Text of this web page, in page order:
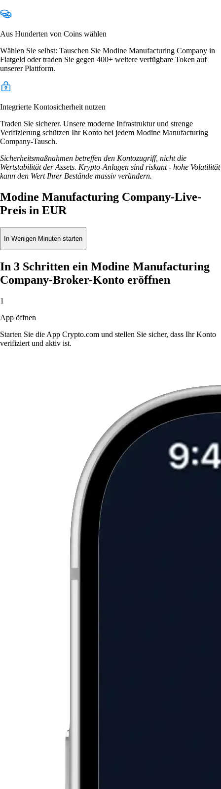
Aus Hunderten von Coins wählen
Wählen Sie selbst: Tauschen Sie Modine Manufacturing Company in
Fiatgeld oder traden Sie gegen 400+ weitere verfügbare Token auf
unserer Plattform.
Integrierte Kontosicherheit nutzen
Traden Sie sicherer. Unsere moderne Infrastruktur und strenge
Verifizierung schützen Ihr Konto bei jedem Modine Manufacturing
Company-Tausch.
Sicherheitsmaßnahmen betreffen den Kontozugriff, nicht die
Wertstabilität der Assets. Krypto-Anlagen sind riskant - hohe Volatilität
kann den Wert Ihrer Bestände massiv verändern.
Modine Manufacturing Company-Live-
Preis in EUR
In Wenigen Minuten starten
In 3 Schritten ein Modine Manufacturing
Company-Broker-Konto eröffnen
1
App öffnen
Starten Sie die App Crypto.com und stellen Sie sicher, dass Ihr Konto
verifiziert und aktiv ist.